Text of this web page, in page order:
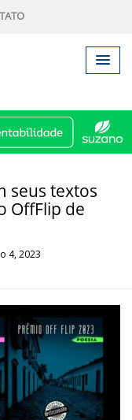
seus textos
OffFlip de
4, 2023